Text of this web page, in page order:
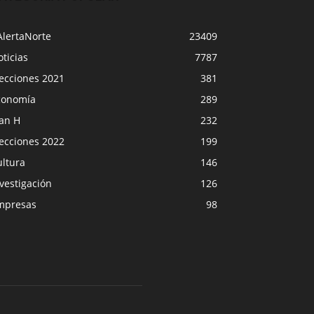
23409
7787
2021
381
289
H
232
2022
199
146
126
98